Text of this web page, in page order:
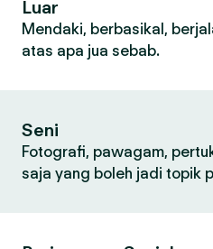
Luar
Mendaki, berbasikal,
atas apa jua sebab.
Seni
Fotografi, pawagam,
saja yang boleh jadi topik